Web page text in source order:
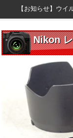
【お知らせ】ウ